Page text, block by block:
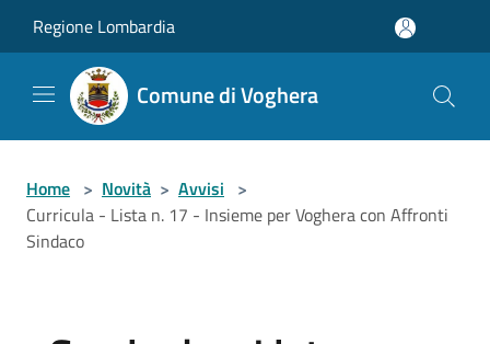
Regione Lombardia
Comune di Voghera
Home > Novità > Avvisi >
Curricula - Lista n. 17 - Insieme per Voghera con Affronti
Sindaco